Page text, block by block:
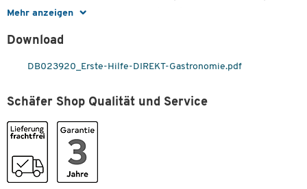
Mehr anzeigen
Tiefe [mm]
Breite [mm] 210
Download
DB023920_Erste-Hilfe-DIREKT-Gastronomie.pdf
Schäfer Shop Qualität und Service
Zum Zoomen doppeltippen